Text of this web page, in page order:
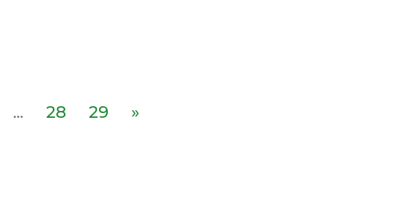
... 28 29 »